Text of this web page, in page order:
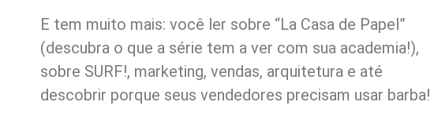
E tem muito mais: você ler sobre “La Casa de Papel”
(descubra o que a série tem a ver com sua academia!),
sobre SURF!, marketing, vendas, arquitetura e até
descobrir porque seus vendedores precisam usar barba!